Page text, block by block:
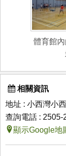
體育館
相關資訊
地址 : 小西灣小
查詢電話 : 2505-
顯示Google地